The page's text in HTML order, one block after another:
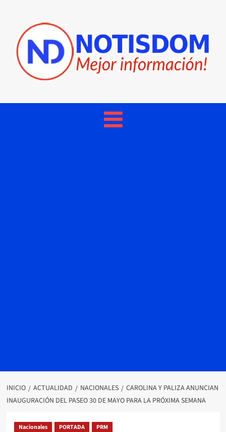
INICIO ACTUALIDAD NACIONALES
CAROLINA Y PALIZA ANUNCIAN
INAUGURACIÓN DEL PASEO 30 DE MAYO PARA LA PRÓXIMA SEMANA
Nacionales PORTADA PRM